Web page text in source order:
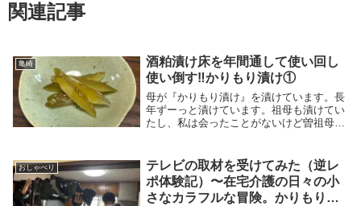
関連記事
亀崎
酒粕漬け床を年間通して使い回し
使い倒す‼️かりもり漬け①
母が『かりもり漬け』を漬けています。長
年ずーっと漬けています。祖母も漬けてい
たし、私は会ったことがないけど曽祖母も
近所の誰でも漬けていたそうです。この漬
物は母から引...
おしゃべり
テレビの取材を受けてみた（逆レ
ポ体験記）〜在宅介護の日々の小
さなカラフルな冒険。かりもり漬